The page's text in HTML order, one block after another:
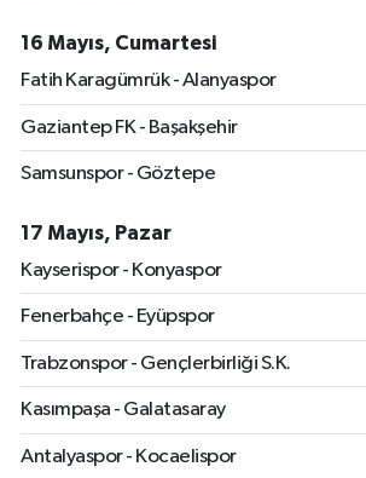
16 Mayıs, Cumartesi
Fatih Karagümrük - Alanyaspor
Gaziantep FK - Başakşehir
Samsunspor - Göztepe
17 Mayıs, Pazar
Kayserispor - Konyaspor
Fenerbahçe - Eyüpspor
Trabzonspor - Gençlerbirliği S.K.
Kasımpaşa - Galatasaray
Antalyaspor - Kocaelispor